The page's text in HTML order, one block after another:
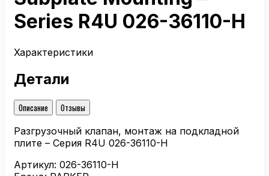
Series R4U 026-36110-H
Характеристики
Детали
Описание
Отзывы
Разгрузочный клапан, монтаж на подкладной
плите – Серия R4U 026-36110-H
Артикул: 026-36110-H